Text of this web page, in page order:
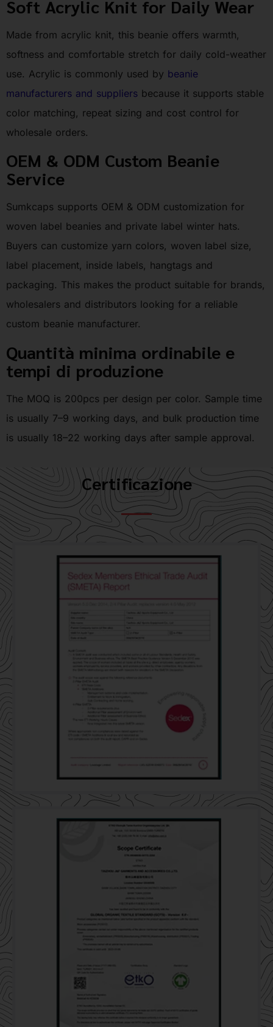
Soft Acrylic Knit for Daily Wear
Made from acrylic knit, this beanie offers warmth,
softness and comfortable stretch for daily cold-weather
use. Acrylic is commonly used by beanie
manufacturers and suppliers because it supports stable
color matching, repeat sizing and cost control for
wholesale orders.
OEM & ODM Custom Beanie
Service
Sumkcaps supports OEM & ODM customization for
woven label beanies and private label winter hats.
Buyers can customize yarn colors, woven label size,
label placement, inside labels, hangtags and
packaging. This makes the product suitable for brands,
wholesalers and distributors looking for a reliable
custom beanie manufacturer.
Quantità minima ordinabile e
tempi di produzione
The MOQ is 200pcs per design per color. Sample time
is usually 7–9 working days, and bulk production time
is usually 18–22 working days after sample approval.
Certificazione